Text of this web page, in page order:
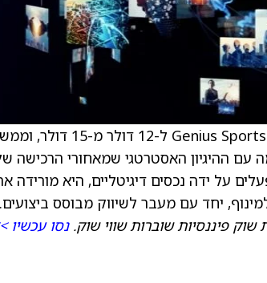
) ל-12 דולר מ-15 דולר,
ההיגיון האסטרטגי שמאחורי הרכישה
יחד עם מעבר לשיווק מבוסס ביצועים.
פיננסיות שוברות שווי שוק.נסו עכשיו